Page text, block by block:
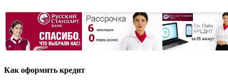
Как оформить кредит